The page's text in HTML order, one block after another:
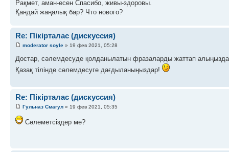
Рақмет, аман-есен Спасибо, живы-здоровы.
Қандай жаңалық бар? Что нового?
Re: Пікірталас (дискуссия)
moderator soyle » 19 фев 2021, 05:28
Достар, сәлемдесуде қолданылатын фразаларды жаттап
Қазақ тілінде сәлемдесуге дағдыланыңыздар!
Re: Пікірталас (дискуссия)
Гульназ Смагул » 19 фев 2021, 05:35
Сәлеметсіздер ме?